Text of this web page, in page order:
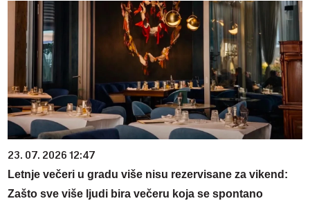
23. 07. 2026 12:47
Letnje večeri u gradu više nisu rezervisane za vikend:
Zašto sve više ljudi bira večeru koja se spontano